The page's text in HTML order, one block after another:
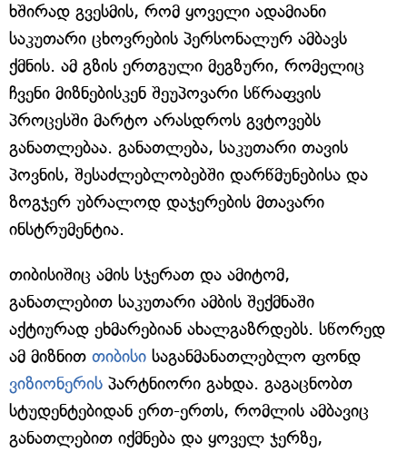
ხშირად გვესმის, რომ ყოველი ადამიანი
საკუთარი ცხოვრების პერსონალურ ამბავს
ქმნის. ამ გზის ერთგული მეგზური, რომელიც
ჩვენი მიზნებისკენ შეუპოვარი სწრაფვის
პროცესში მარტო არასდროს გვტოვებს
განათლებაა. განათლება, საკუთარი თავის
პოვნის, შესაძლებლობებში დარწმუნებისა და
ზოგჯერ უბრალოდ დაჯერების მთავარი
ინსტრუმენტია.
თიბისიშიც ამის სჯერათ და ამიტომ,
განათლებით საკუთარი ამბის შექმნაში
აქტიურად ეხმარებიან ახალგაზრდებს. სწორედ
ამ მიზნით თიბისი საგანმანათლებლო ფონდ
ვიზიონერის პარტნიორი გახდა. გაგაცნობთ
სტუდენტებიდან ერთ-ერთს, რომლის ამბავიც
განათლებით იქმნება და ყოველ ჯერზე,